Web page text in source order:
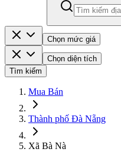
Chọn mức giá
Chọn diện tích
Tìm kiếm
Mua Bán
Thành phố Đà Nẵng
Xã Bà Nà